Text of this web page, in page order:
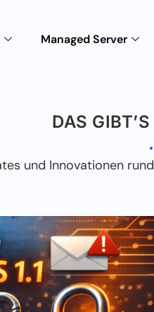
Managed Server
DAS
und Innovationen